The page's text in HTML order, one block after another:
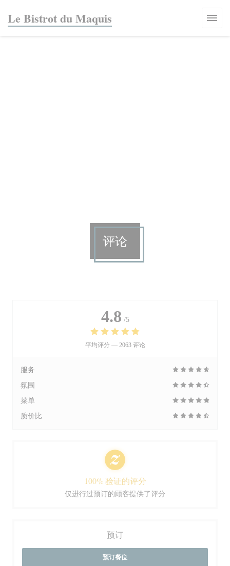
Le Bistrot du Maquis
评论
4.8 /5
平均评分 — 2063 评论
服务
氛围
菜单
质价比
100% 验证的评分
仅进行过预订的顾客提供了评分
预订
预订餐位